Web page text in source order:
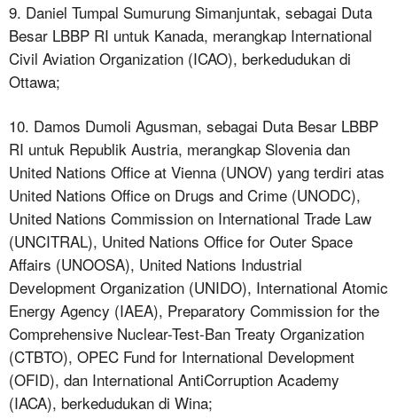
9. Daniel Tumpal Sumurung Simanjuntak, sebagai Duta
Besar LBBP RI untuk Kanada, merangkap International
Civil Aviation Organization (ICAO), berkedudukan di
Ottawa;
10. Damos Dumoli Agusman, sebagai Duta Besar LBBP
RI untuk Republik Austria, merangkap Slovenia dan
United Nations Office at Vienna (UNOV) yang terdiri atas
United Nations Office on Drugs and Crime (UNODC),
United Nations Commission on International Trade Law
(UNCITRAL), United Nations Office for Outer Space
Affairs (UNOOSA), United Nations Industrial
Development Organization (UNIDO), International Atomic
Energy Agency (IAEA), Preparatory Commission for the
Comprehensive Nuclear-Test-Ban Treaty Organization
(CTBTO), OPEC Fund for International Development
(OFID), dan International AntiCorruption Academy
(IACA), berkedudukan di Wina;